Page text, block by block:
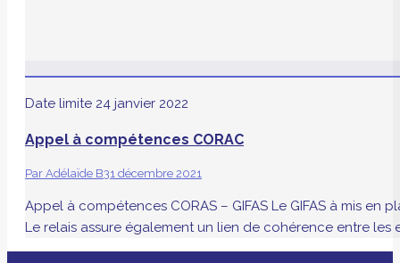
Date limite 24 janvier 2022
Appel à compétences CORAC
Par Adélaïde B31 décembre 2021
Appel à compétences CORAS – GIFAS Le GIFAS à mis
Le relais assure également un lien de cohérence entre